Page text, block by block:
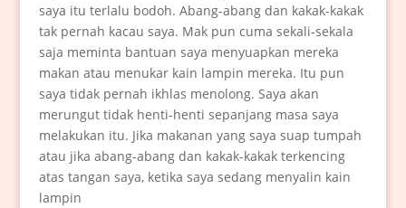
saya itu terlalu bodoh. Abang-abang dan kakak-kakak
tak pernah kacau saya. Mak pun cuma sekali-sekala
saja meminta bantuan saya menyuapkan mereka
makan atau menukar kain lampin mereka. Itu pun
saya tidak pernah ikhlas menolong. Saya akan
merungut tidak henti-henti sepanjang masa saya
melakukan itu. Jika makanan yang saya suap tumpah
atau jika abang-abang dan kakak-kakak terkencing
atas tangan saya, ketika saya sedang menyalin kain
lampin